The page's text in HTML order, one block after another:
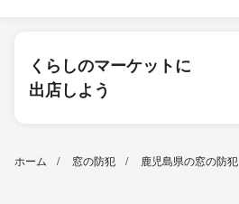
くらしのマーケットに
出店しよう
ホーム 窓の防犯 鹿児島県の窓の防犯